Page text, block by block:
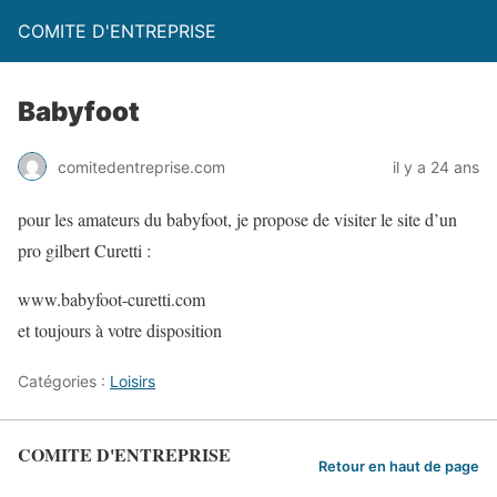
COMITE D'ENTREPRISE
Babyfoot
comitedentreprise.com il y a 24 ans
pour les amateurs du babyfoot, je propose de visiter le site d’un
pro gilbert Curetti :
www.babyfoot-curetti.com
et toujours à votre disposition
Catégories : Loisirs
COMITE D'ENTREPRISE Retour en haut de page